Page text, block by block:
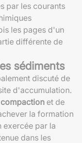
par les courants
les pages d'un
différente de
sédiments
discuté de
d'accumulation.
compaction et de
la formation
exercée par la
dans les